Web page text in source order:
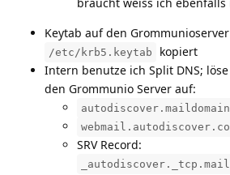
Keytab auf den
/etc/krb5.keytab
kopiert
Intern benutze ich Split DNS;
den Grommunio Server auf:
SRV Record: